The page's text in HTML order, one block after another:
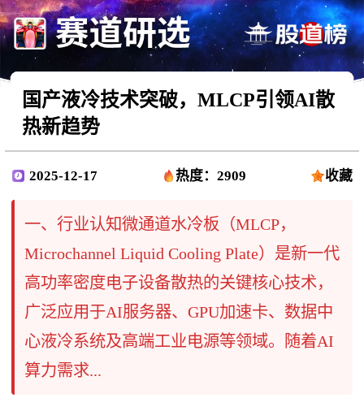
国产液冷技术突破，MLCP引领AI散
热新趋势
2025-12-17 热度：2909 收藏
一、行业认知微通道水冷板（MLCP，
Microchannel Liquid Cooling Plate）是新一代
高功率密度电子设备散热的关键核心技术，
广泛应用于AI服务器、GPU加速卡、数据中
心液冷系统及高端工业电源等领域。随着AI
算力需求...